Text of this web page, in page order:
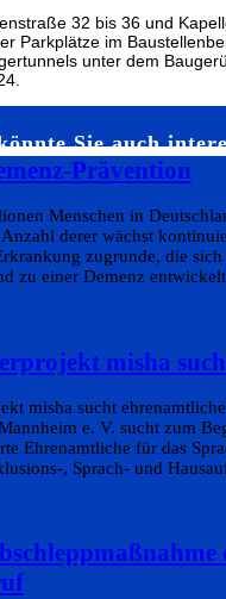
32 bis 36 und
Parkplätze im
unter dem
Sie auch
Prävention
Menschen in
derer wächst
zugrunde, die
zu einer Demenz
misha
misha sucht
e. V. sucht zum
Ehrenamtliche für das
, Sprach- und